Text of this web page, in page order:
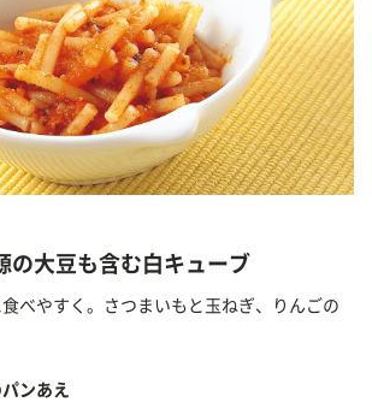
の大豆も含む白キューブ
べやすく。さつまいもと玉ねぎ、りんごの
ンあえ